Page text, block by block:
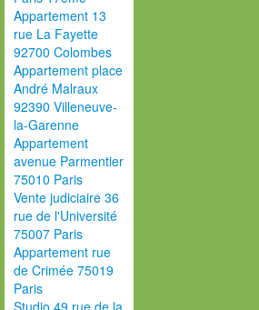
Appartement 13
rue La Fayette
92700 Colombes
Appartement place
André Malraux
92390 Villeneuve-
la-Garenne
Appartement
avenue Parmentier
75010 Paris
Vente judiciaire 36
rue de l'Université
75007 Paris
Appartement rue
de Crimée 75019
Paris
Studio 49 rue de la